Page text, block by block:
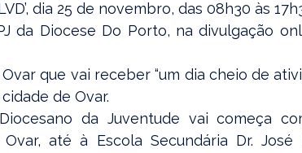
dia 25 de novembro, das 08h30 às
da Diocese Do Porto, na divulgação
que vai receber “um dia cheio de
de Ovar.
da Juventude vai começa
até à Escola Secundária Dr.